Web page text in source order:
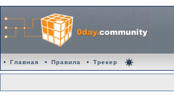
• Главная • Правила • Трекер